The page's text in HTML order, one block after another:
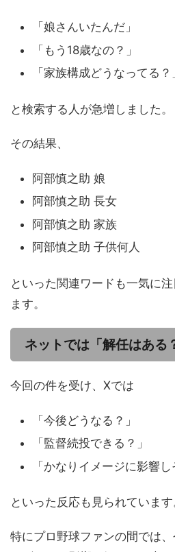
「娘さんいたんだ」
「もう18歳なの？」
「家族構成どうなってる？
と検索する人が急増しました。
その結果、
阿部慎之助 娘
阿部慎之助 長女
阿部慎之助 家族
阿部慎之助 子供何人
といった関連ワードも一気に
ます。
ネットでは「解任はある
今回の件を受け、Xでは
「今後どうなる？」
「監督続投できる？」
「かなりイメージに影響し
といった反応も見られています
特にプロ野球ファンの間では